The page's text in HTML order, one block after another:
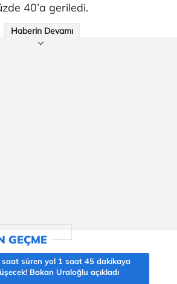
40’a geriledi.
Haberin Devamı
saat süren yol 1 saat 45 dakikaya
Bakan Uraloğlu açıkladı